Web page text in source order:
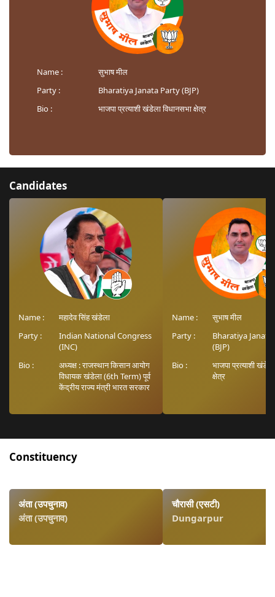
Name :
सुभाष मील
Party :
Bharatiya Janata Party (BJP)
Bio :
भाजपा प्रत्याशी खंडेला विधानसभा क्षेत्र
Candidates
Name :
महादेव सिंह खंडेला
Party :
Indian National Congress
(INC)
Bio :
अध्यक्ष : राजस्थान किसान आयोग
विधायक खंडेला (6th Term) पूर्व
केंद्रीय राज्य मंत्री भारत सरकार
Name :
सुभाष मील
Party :
Bharatiya
(BJP)
Bio :
भाजपा प्रत्याशी
क्षेत्र
Constituency
अंता (उपचुनाव)
अंता (उपचुनाव)
चौरासी (एसटी)
Dungarpur